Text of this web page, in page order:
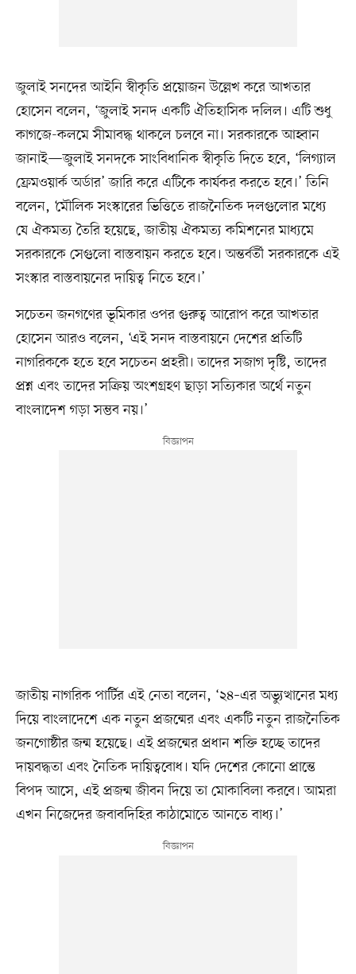
জুলাই সনদের আইনি স্বীকৃতি প্রয়োজন উল্লেখ করে আখতার
হোসেন বলেন, ‘জুলাই সনদ একটি ঐতিহাসিক দলিল। এটি শুধু
কাগজে-কলমে সীমাবদ্ধ থাকলে চলবে না। সরকারকে আহ্বান
জানাই—জুলাই সনদকে সাংবিধানিক স্বীকৃতি দিতে হবে, ‘লিগ্যাল
ফ্রেমওয়ার্ক অর্ডার’ জারি করে এটিকে কার্যকর করতে হবে।’ তিনি
বলেন, ‘মৌলিক সংস্কারের ভিত্তিতে রাজনৈতিক দলগুলোর মধ্যে
যে ঐকমত্য তৈরি হয়েছে, জাতীয় ঐকমত্য কমিশনের মাধ্যমে
সরকারকে সেগুলো বাস্তবায়ন করতে হবে। অন্তর্বর্তী সরকারকে এই
সংস্কার বাস্তবায়নের দায়িত্ব নিতে হবে।’
সচেতন জনগণের ভূমিকার ওপর গুরুত্ব আরোপ করে আখতার
হোসেন আরও বলেন, ‘এই সনদ বাস্তবায়নে দেশের প্রতিটি
নাগরিককে হতে হবে সচেতন প্রহরী। তাদের সজাগ দৃষ্টি, তাদের
প্রশ্ন এবং তাদের সক্রিয় অংশগ্রহণ ছাড়া সত্যিকার অর্থে নতুন
বাংলাদেশ গড়া সম্ভব নয়।’
জাতীয় নাগরিক পার্টির এই নেতা বলেন, ‘২৪–এর অভ্যুত্থানের মধ্য
দিয়ে বাংলাদেশে এক নতুন প্রজন্মের এবং একটি নতুন রাজনৈতিক
জনগোষ্ঠীর জন্ম হয়েছে। এই প্রজন্মের প্রধান শক্তি হচ্ছে তাদের
দায়বদ্ধতা এবং নৈতিক দায়িত্ববোধ। যদি দেশের কোনো প্রান্তে
বিপদ আসে, এই প্রজন্ম জীবন দিয়ে তা মোকাবিলা করবে। আমরা
এখন নিজেদের জবাবদিহির কাঠামোতে আনতে বাধ্য।’